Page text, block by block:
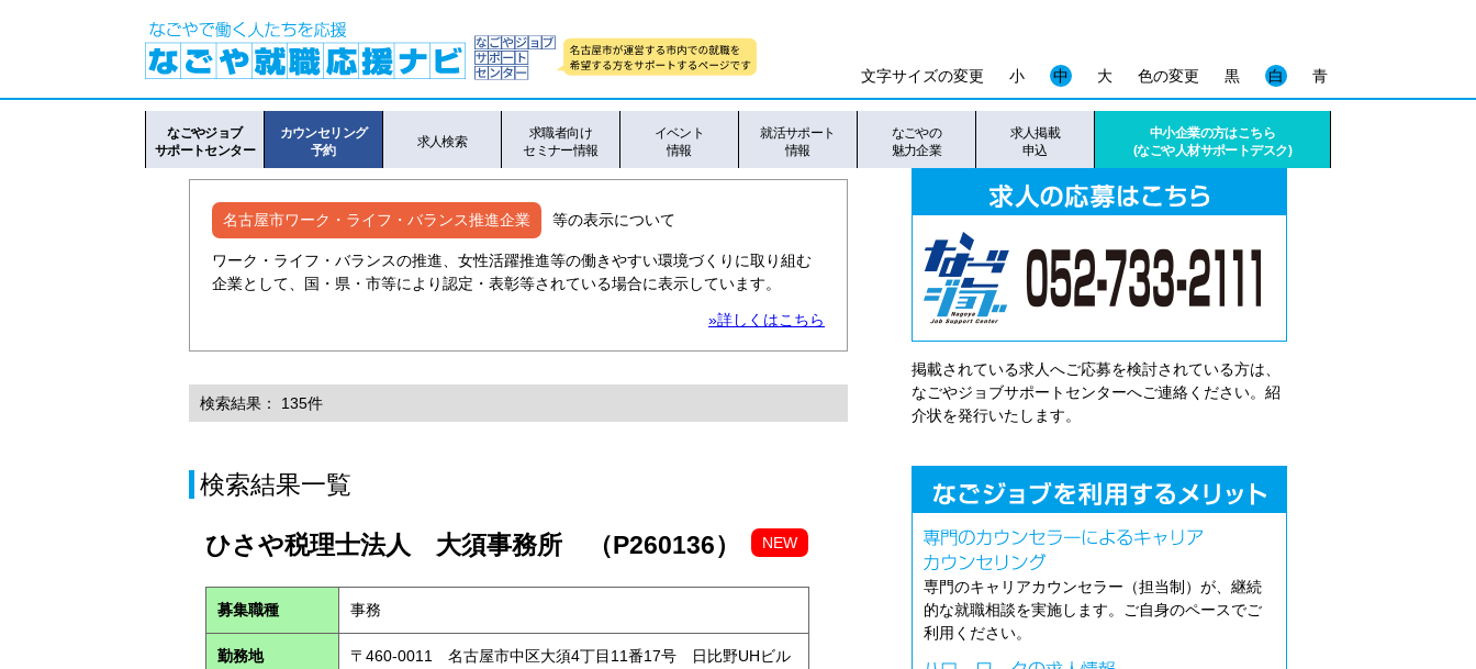
色の変更 黒 白 青
文字サイズの変更 小 中 大
なごやジョブ
サポートセンター
カウンセリング
予約
求人検索
求職者向け
セミナー情報
イベント
情報
就活サポート
情報
なごやの
魅力企業
求人掲載
申込
中小企業の方はこちら
(なごや人材サポートデスク)
名古屋市ワーク・ライフ・バランス推進企業 等の表示について
ワーク・ライフ・バランスの推進、女性活躍推進等の働きやすい環境づくりに取り組む
企業として、国・県・市等により認定・表彰等されている場合に表示しています。
»詳しくはこちら
検索結果： 135件
検索結果一覧
ひさや税理士法人 大須事務所 （P260136） NEW
募集職種 事務
勤務地
〒460-0011 名古屋市中区大須4丁目11番17号 日比野UHビル
掲載されている求人へご応募を検討されている方は、
なごやジョブサポートセンターへご連絡ください。紹
介状を発行いたします。
専門のキャリアカウンセラー（担当制）が、継続
的な就職相談を実施します。ご自身のペースでご
利用ください。